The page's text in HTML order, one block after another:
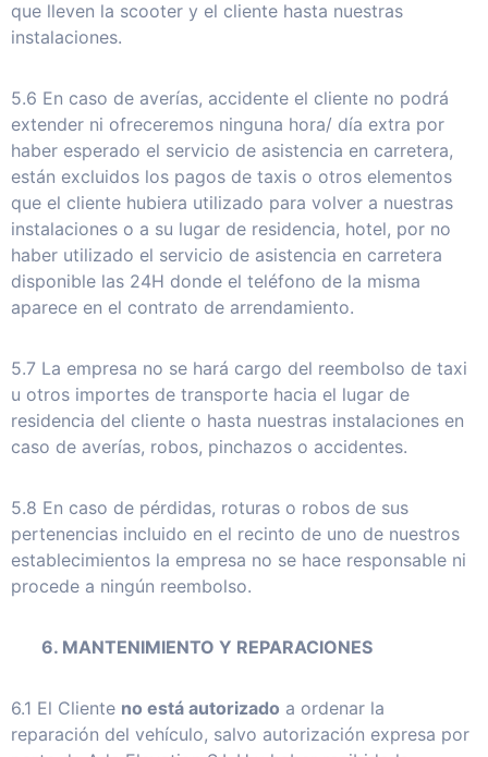
que lleven la scooter y el cliente hasta nuestras
instalaciones.
5.6 En caso de averías, accidente el cliente no podrá
extender ni ofreceremos ninguna hora/ día extra por
haber esperado el servicio de asistencia en carretera,
están excluidos los pagos de taxis o otros elementos
que el cliente hubiera utilizado para volver a nuestras
instalaciones o a su lugar de residencia, hotel, por no
haber utilizado el servicio de asistencia en carretera
disponible las 24H donde el teléfono de la misma
aparece en el contrato de arrendamiento.
5.7 La empresa no se hará cargo del reembolso de taxi
u otros importes de transporte hacia el lugar de
residencia del cliente o hasta nuestras instalaciones en
caso de averías, robos, pinchazos o accidentes.
5.8 En caso de pérdidas, roturas o robos de sus
pertenencias incluido en el recinto de uno de nuestros
establecimientos la empresa no se hace responsable ni
procede a ningún reembolso.
6. MANTENIMIENTO Y REPARACIONES
6.1 El Cliente no está autorizado a ordenar la
reparación del vehículo, salvo autorización expresa por